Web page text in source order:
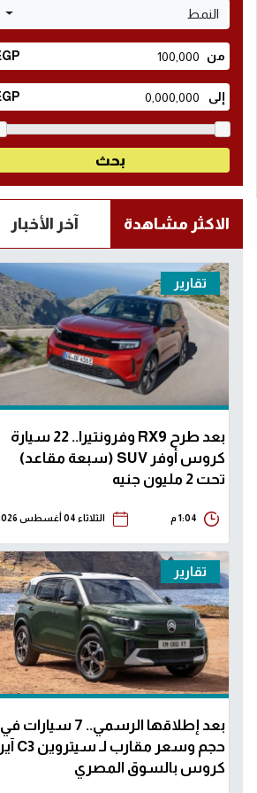
النمط
الاكثر مشاهدة آخر الأخبار
تقارير
بعد طرح RX9 وفرونتيرا.. 22 سيارة
كروس أوفر SUV (سبعة مقاعد)
تحت 2 مليون جنيه
1:04 م الثلاثاء 04 أغسطس 2026
تقارير
بعد إطلاقها الرسمي.. 7 سيارات في
حجم وسعر مقارب لـ سيتروين C3 آير
كروس بالسوق المصري